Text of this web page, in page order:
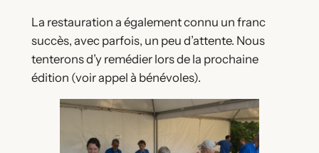
La restauration a également connu un franc
succès, avec parfois, un peu d’attente. Nous
tenterons d’y remédier lors de la prochaine
édition (voir appel à bénévoles).